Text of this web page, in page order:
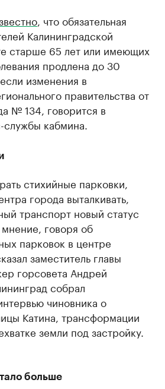
, что обязательная
Калининградской
старше 65 лет или имеющих
продлена до 30
изменения в
правительства от
№ 134, говорится в
кабмина.
стихийные парковки,
города выталкивать,
транспорт новый статус
говоря об
парковок в центре
заместитель главы
горсовета Андрей
собрал
чиновника о
Катина, трансформации
земли под застройку.
больше